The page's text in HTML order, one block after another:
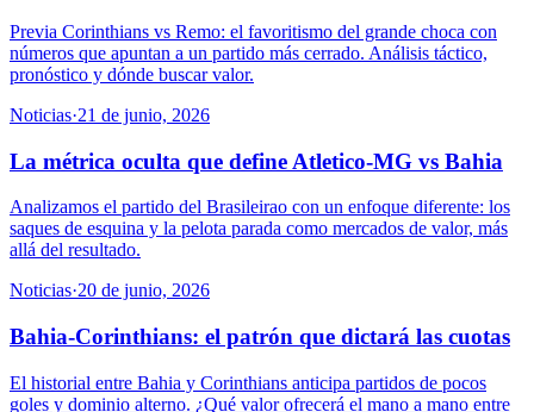
Previa Corinthians vs Remo: el favoritismo del grande choca con
números que apuntan a un partido más cerrado. Análisis táctico,
pronóstico y dónde buscar valor.
Noticias·21 de junio, 2026
La métrica oculta que define Atletico-MG vs Bahia
Analizamos el partido del Brasileirao con un enfoque diferente: los
saques de esquina y la pelota parada como mercados de valor, más
allá del resultado.
Noticias·20 de junio, 2026
Bahia-Corinthians: el patrón que dictará las cuotas
El historial entre Bahia y Corinthians anticipa partidos de pocos
goles y dominio alterno. ¿Qué valor ofrecerá el mano a mano entre